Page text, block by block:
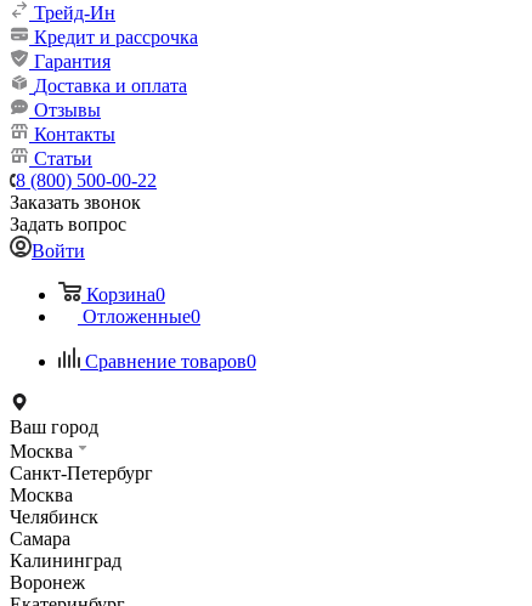
Трейд-Ин
Кредит и рассрочка
Гарантия
Доставка и оплата
Отзывы
Контакты
Статьи
8 (800) 500-00-22
Заказать звонок
Задать вопрос
Войти
Корзина0
Отложенные0
Сравнение товаров0
Ваш город
Москва
Санкт-Петербург
Москва
Челябинск
Самара
Калининград
Воронеж